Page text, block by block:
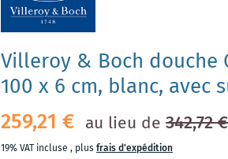
Villeroy & Boch douche
100 x 6 cm, blanc, avec
259,21 € au lieu de 342,72 €
19% VAT incluse , plusfrais d'expédition